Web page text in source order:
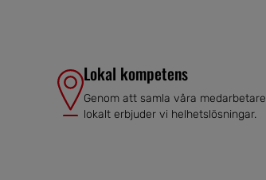
Lokal kompetens
Genom att samla våra medarbetare
lokalt erbjuder vi helhetslösningar.